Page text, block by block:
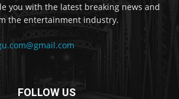
you with the latest breaking news and
the entertainment industry.
FOLLOW US